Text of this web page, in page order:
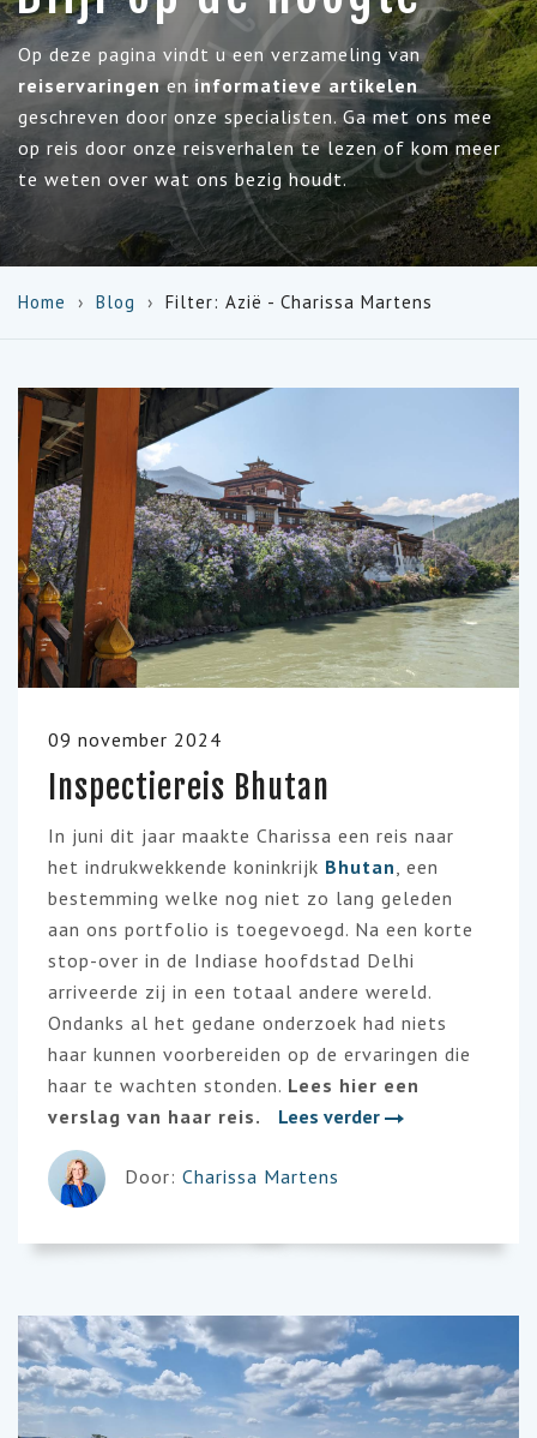
Op deze pagina vindt u een verzameling van
reiservaringenen informatieve artikelen
geschreven door onze specialisten. Ga met ons mee
op reis door onze reisverhalen te lezen of kom meer
te weten over wat ons bezig houdt.
Home Blog Filter: Azië - Charissa Martens
09 november 2024
Inspectiereis Bhutan
In juni dit jaar maakte Charissa een reis naar
het indrukwekkende koninkrijk Bhutan, een
bestemming welke nog niet zo lang geleden
aan ons portfolio is toegevoegd. Na een korte
stop-over in de Indiase hoofdstad Delhi
arriveerde zij in een totaal andere wereld.
Ondanks al het gedane onderzoek had niets
haar kunnen voorbereiden op de ervaringen die
haar te wachten stonden. Lees hier een
verslag van haar reis.
Lees verder
Door: Charissa Martens